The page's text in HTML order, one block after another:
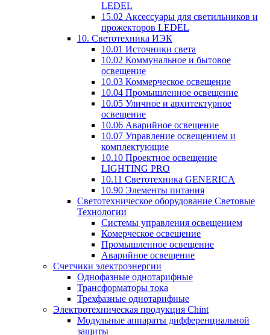
LEDEL
15.02 Аксессуары для светильников и
прожекторов LEDEL
10. Светотехника ИЭК
10.01 Источники света
10.02 Коммунальное и бытовое
освещение
10.03 Коммерческое освещение
10.04 Промышленное освещение
10.05 Уличное и архитектурное
освещение
10.06 Аварийное освещение
10.07 Управление освещением и
комплектующие
10.10 Проектное освещение
LIGHTING PRO
10.11 Светотехника GENERICA
10.90 Элементы питания
Светотехническое оборудование Световые
Технологии
Системы управления освещением
Комерческое освещение
Промышленное освещение
Аварийное освещение
Счетчики электроэнергии
Однофазные однотарифные
Трансформаторы тока
Трехфазные однотарифные
Электротехническая продукция Chint
Модульные аппараты дифференциальной
защиты